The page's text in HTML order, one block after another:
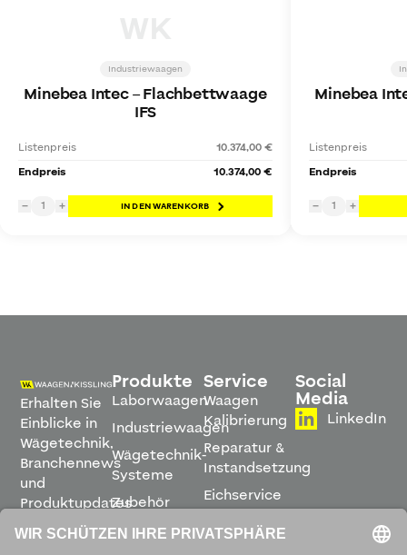
Industriewaagen
Minebea Intec–Flachbettwaage
IFS
Listenpreis
10.374,00 €
Endpreis
10.374,00 €
− 1 + IN DEN WARENKORB
Minebea
Listenpreis
Endpreis
− 1 +
Erhalten Sie
Einblicke in
Wägetechnik,
Branchennews
und
Produktupdates
direkt in
Ihren
Produkte
Laborwaagen
Industriewaagen
Wägetechnik-
Systeme
Zubehör
Software
Service
Waagen
Kalibrierung
Reparatur &
Instandsetzung
Eichservice
Montage &
Inbetriebnahme
Social
Media
LinkedIn